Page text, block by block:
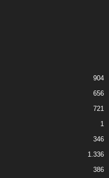
904
656
721
1
346
1.336
386